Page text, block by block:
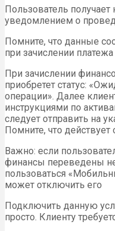
Пользователь
уведомлением о
Помните, что данные
при зачислении
При зачислении
приобретет статус:
операции». Далее
инструкциями по
следует отправить на
Помните, что действует
Важно: если
финансы переведены
пользоваться
может отключить его
Подключить данную
просто. Клиенту